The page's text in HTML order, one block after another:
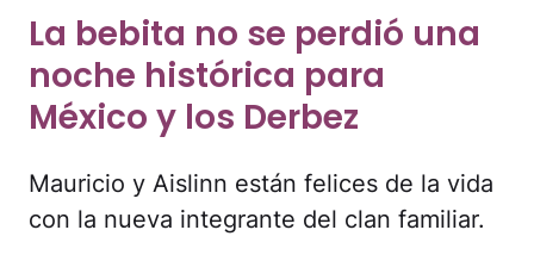
La bebita no se perdió una
noche histórica para
México y los Derbez
Mauricio y Aislinn están felices de la vida
con la nueva integrante del clan familiar.